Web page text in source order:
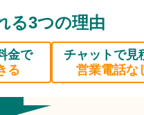
る3つの理由
金で
る
チャットで見
営業電話な